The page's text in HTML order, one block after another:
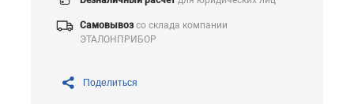
Самовывозсо склада компании
ЭТАЛОНПРИБОР
Поделиться